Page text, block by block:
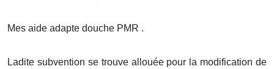
Mes aide adapte douche PMR .
Ladite subvention se trouve allouée pour la modification de